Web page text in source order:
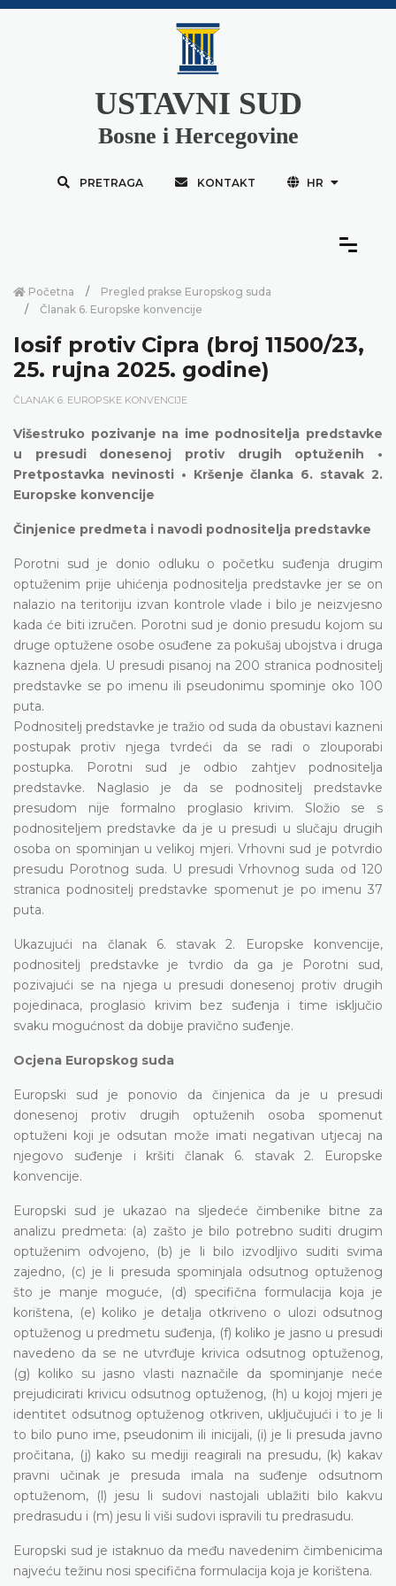
USTAVNI SUD
Bosne i Hercegovine
PRETRAGA KONTAKT HR
Početna
Pregled prakse Europskog suda
Članak 6. Europske konvencije
Iosif protiv Cipra (broj 11500/23,
25. rujna 2025. godine)
ČLANAK 6. EUROPSKE KONVENCIJE
Višestruko pozivanje na ime podnositelja predstavke
u presudi donesenoj protiv drugih optuženih •
Pretpostavka nevinosti • Kršenje članka 6. stavak 2.
Europske konvencije
Činjenice predmeta i navodi podnositelja predstavke
Porotni sud je donio odluku o početku suđenja drugim
optuženim prije uhićenja podnositelja predstavke jer se on
nalazio na teritoriju izvan kontrole vlade i bilo je neizvjesno
kada će biti izručen. Porotni sud je donio presudu kojom su
druge optužene osobe osuđene za pokušaj ubojstva i druga
kaznena djela. U presudi pisanoj na 200 stranica podnositelj
predstavke se po imenu ili pseudonimu spominje oko 100
puta.
Podnositelj predstavke je tražio od suda da obustavi kazneni
postupak protiv njega tvrdeći da se radi o zlouporabi
postupka. Porotni sud je odbio zahtjev podnositelja
predstavke. Naglasio je da se podnositelj predstavke
presudom nije formalno proglasio krivim. Složio se s
podnositeljem predstavke da je u presudi u slučaju drugih
osoba on spominjan u velikoj mjeri. Vrhovni sud je potvrdio
presudu Porotnog suda. U presudi Vrhovnog suda od 120
stranica podnositelj predstavke spomenut je po imenu 37
puta.
Ukazujući na članak 6. stavak 2. Europske konvencije,
podnositelj predstavke je tvrdio da ga je Porotni sud,
pozivajući se na njega u presudi donesenoj protiv drugih
pojedinaca, proglasio krivim bez suđenja i time isključio
svaku mogućnost da dobije pravično suđenje.
Ocjena Europskog suda
Europski sud je ponovio da činjenica da je u presudi
donesenoj protiv drugih optuženih osoba spomenut
optuženi koji je odsutan može imati negativan utjecaj na
njegovo suđenje i kršiti članak 6. stavak 2. Europske
konvencije.
Europski sud je ukazao na sljedeće čimbenike bitne za
analizu predmeta: (a) zašto je bilo potrebno suditi drugim
optuženim odvojeno, (b) je li bilo izvodljivo suditi svima
zajedno, (c) je li presuda spominjala odsutnog optuženog
što je manje moguće, (d) specifična formulacija koja je
korištena, (e) koliko je detalja otkriveno o ulozi odsutnog
optuženog u predmetu suđenja, (f) koliko je jasno u presudi
navedeno da se ne utvrđuje krivica odsutnog optuženog,
(g) koliko su jasno vlasti naznačile da spominjanje neće
prejudicirati krivicu odsutnog optuženog, (h) u kojoj mjeri je
identitet odsutnog optuženog otkriven, uključujući i to je li
to bilo puno ime, pseudonim ili inicijali, (i) je li presuda javno
pročitana, (j) kako su mediji reagirali na presudu, (k) kakav
pravni učinak je presuda imala na suđenje odsutnom
optuženom, (l) jesu li sudovi nastojali ublažiti bilo kakvu
predrasudu i (m) jesu li viši sudovi ispravili tu predrasudu.
Europski sud je istaknuo da među navedenim čimbenicima
najveću težinu nosi specifična formulacija koja je korištena.